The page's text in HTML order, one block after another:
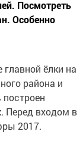
Посмотреть
Особенно
ёлки на
района и
Перед входом в
2017.